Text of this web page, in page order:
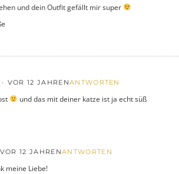
und dein Outfit gefällt mir super
VOR 12 JAHRENANTWORTEN
und das mit deiner katze ist ja echt süß
VOR 12 JAHRENANTWORTEN
meine Liebe!